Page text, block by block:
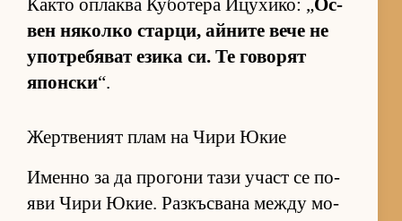
Както оп­лаква Ку­бо­тера Ицу­хи­ко: „Ос­
вен ня­колко стар­ци, ай­ните вече не
упот­ре­бя­ват езика си. Те го­во­рят
япон­ски“.
Жертвеният плам на Чири Юкие
Именно за да про­гони тази участ се по­
яви Чири Юкие. Раз­къс­вана между мо­